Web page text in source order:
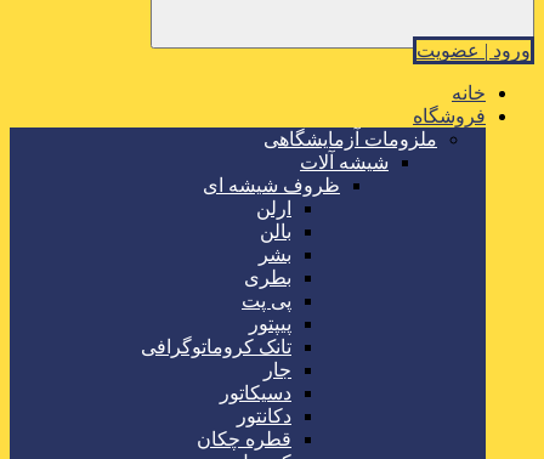
ورود | عضویت
خانه
فروشگاه
ملزومات آزمایشگاهی
شیشه آلات
ظروف شیشه ای
ارلن
بالن
بشر
بطری
پی پت
پیپتور
تانک کروماتوگرافی
جار
دسیکاتور
دکانتور
قطره چکان